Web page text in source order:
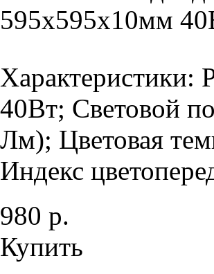
595х595х10мм
40Вт; Световой
Лм); Цветовая
Индекс
980 р.
Купить